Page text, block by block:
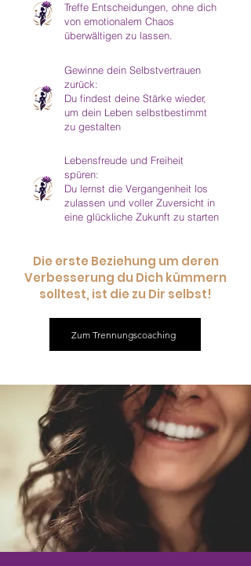
Treffe Entscheidungen, ohne dich
von emotionalem Chaos
überwältigen zu lassen.​
Gewinne dein Selbstvertrauen
zurück:
Du findest deine Stärke wieder,
um dein Leben selbstbestimmt
zu gestalten
Lebensfreude und Freiheit
spüren:
Du lernst die Vergangenheit los
zulassen und voller Zuversicht in
eine glückliche Zukunft zu starten
Die erste Beziehung um deren
Verbesserung du Dich kümmern
solltest, ist die zu Dir selbst!
Zum Trennungscoaching